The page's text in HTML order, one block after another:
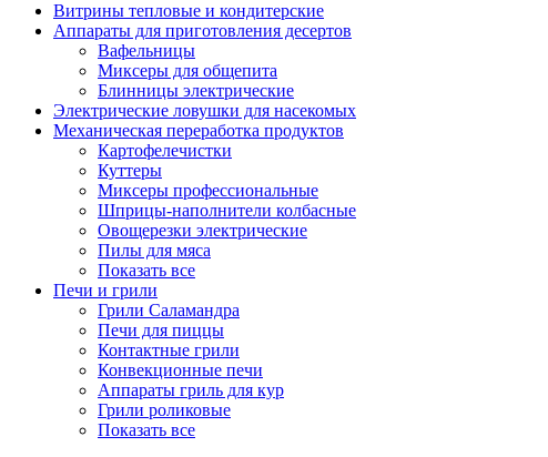
Витрины тепловые и кондитерские
Аппараты для приготовления десертов
Вафельницы
Миксеры для общепита
Блинницы электрические
Электрические ловушки для насекомых
Механическая переработка продуктов
Картофелечистки
Куттеры
Миксеры профессиональные
Шприцы-наполнители колбасные
Овощерезки электрические
Пилы для мяса
Показать все
Печи и грили
Грили Саламандра
Печи для пиццы
Контактные грили
Конвекционные печи
Аппараты гриль для кур
Грили роликовые
Показать все